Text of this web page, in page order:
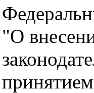
"О